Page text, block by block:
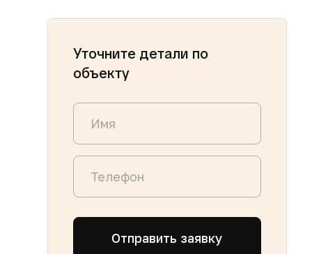
Уточните детали по
объекту
Отправить заявку